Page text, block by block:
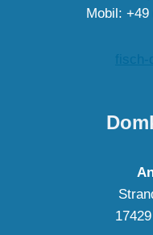
Mobil:
fisch-